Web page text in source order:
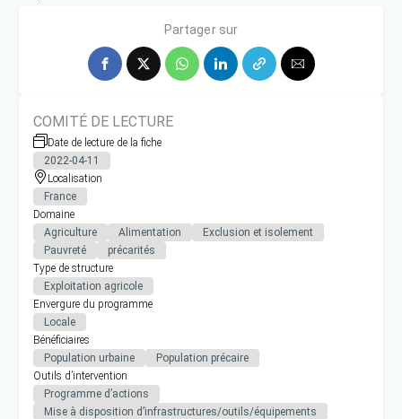
Partager sur
COMITÉ DE LECTURE
Date de lecture de la fiche
2022-04-11
Localisation
France
Domaine
Agriculture
Alimentation
Exclusion et isolement
Pauvreté
précarités
Type de structure
Exploitation agricole
Envergure du programme
Locale
Bénéficiaires
Population urbaine
Population précaire
Outils d’intervention
Programme d’actions
Mise à disposition d’infrastructures/outils/équipements